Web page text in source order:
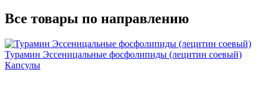
Все товары по направлению
Турамин Эссеницальные фосфолипиды (лецитин соевый)
Капсулы